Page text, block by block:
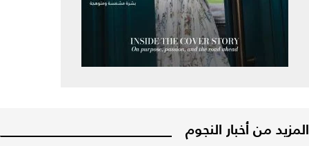
المزيد من أخبار النجوم